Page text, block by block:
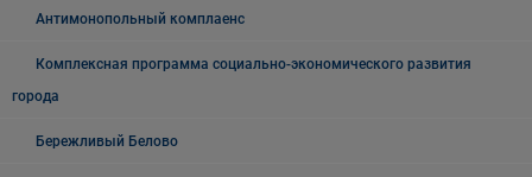
Антимонопольный комплаенс
Комплексная программа социально-экономического развития
города
Бережливый Белово